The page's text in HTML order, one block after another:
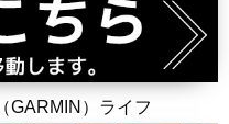
GARMIN）ライフ